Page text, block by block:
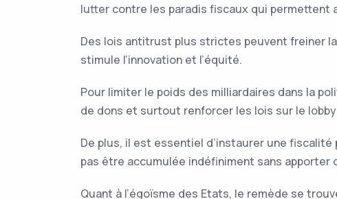
lutter contre les paradis fiscaux qui permettent
Des lois antitrust plus strictes peuvent freiner
stimule l’innovation et l’équité.
Pour limiter le poids des milliardaires dans la
de dons et surtout renforcer les lois sur le
De plus, il est essentiel d’instaurer une
pas être accumulée indéfiniment sans apporter
Quant à l’égoïsme des Etats, le remède se